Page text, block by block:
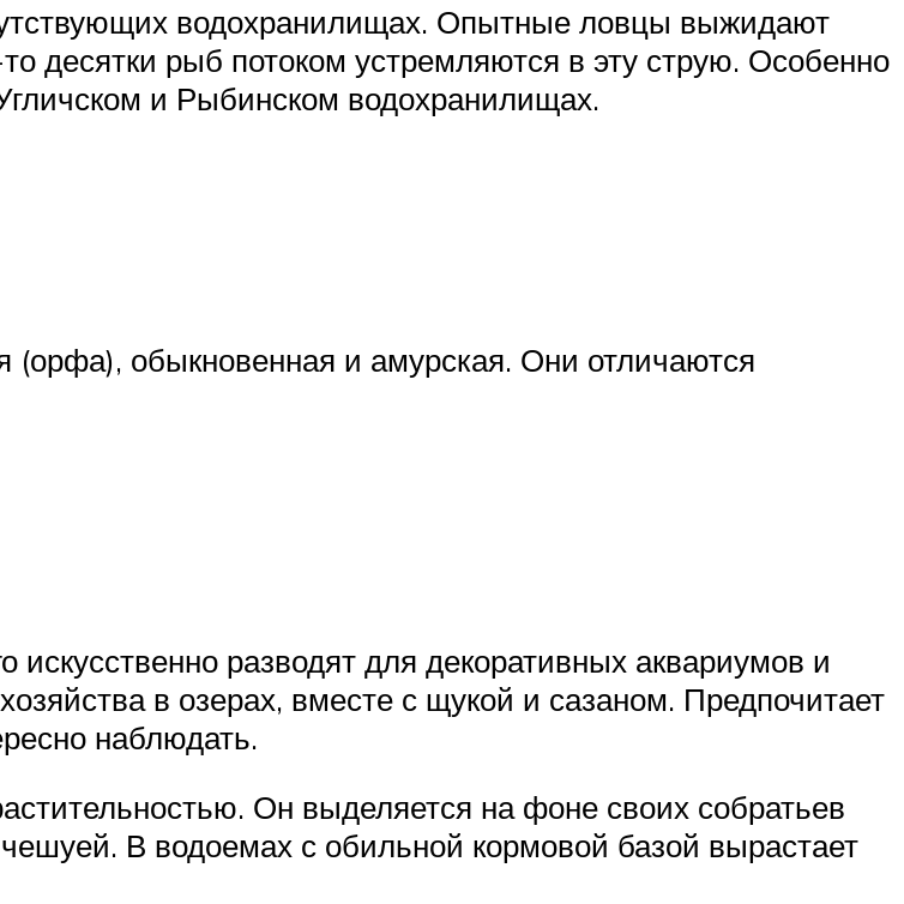
водохранилищах. Опытные ловцы выжидают
десятки рыб потоком устремляются в эту струю. Особенно
и Рыбинском водохранилищах.
(орфа), обыкновенная и амурская. Они отличаются
искусственно разводят для декоративных аквариумов и
в озерах, вместе с щукой и сазаном. Предпочитает
наблюдать.
Он выделяется на фоне своих собратьев
В водоемах с обильной кормовой базой вырастает